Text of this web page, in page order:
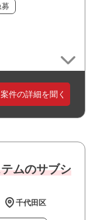
募
案件の詳細を聞く
ムのサブシ
千代田区
験
RDS、GW関
術に関する知識や
設計/開発や運用保
方
作成・報告経験